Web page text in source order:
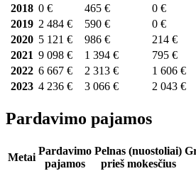
2018 0 € 465 € 0 €
2019 2 484 € 590 € 0 €
2020 5 121 € 986 € 214 €
2021 9 098 € 1 394 € 795 €
2022 6 667 € 2 313 € 1 606 €
2023 4 236 € 3 066 € 2 043 €
Pardavimo pajamos
Metai
Pardavimo
pajamos
Pelnas (nuostoliai)
prieš mokesčius